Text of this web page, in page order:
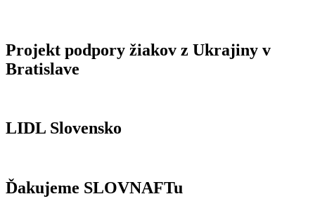
Projekt podpory žiakov z Ukrajiny v
Bratislave
LIDL Slovensko
Ďakujeme SLOVNAFTu